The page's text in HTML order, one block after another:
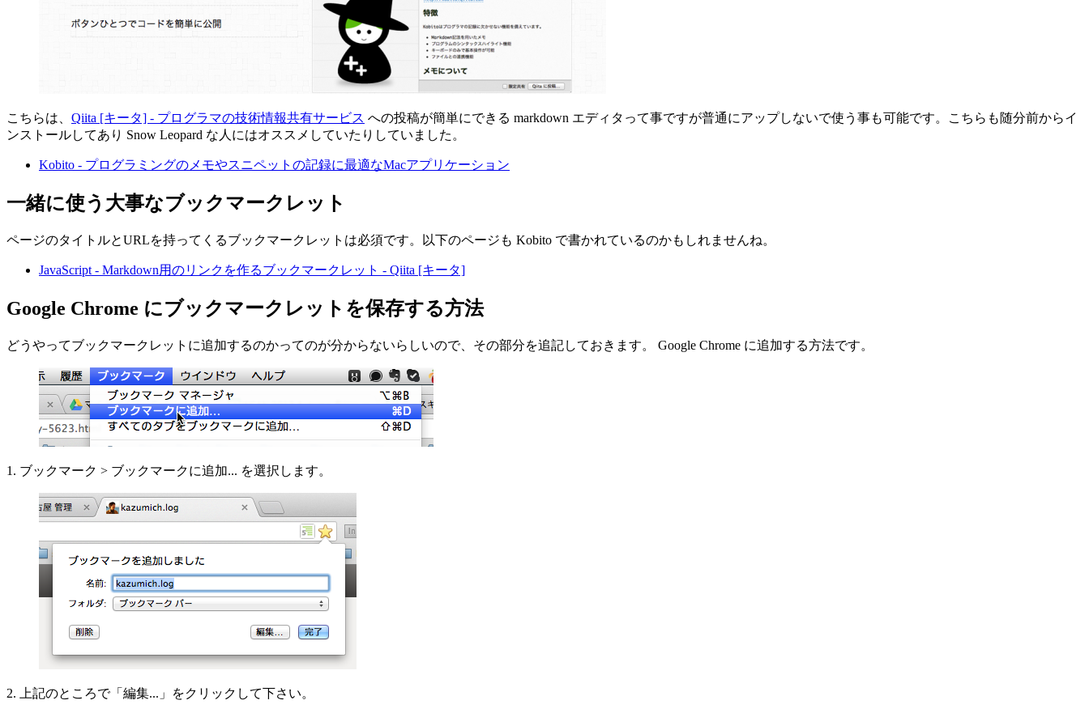
こちらは、 Qiita [キータ] - プログラマの技術情報共有サービス への投稿が簡単にできる markdown エディタって事ですが普通にアップしないで使う事も可能です。こちらも随分前からイ
ンストールしてあり Snow Leopard な人にはオススメしていたりしていました。
Kobito - プログラミングのメモやスニペットの記録に最適なMacアプリケーション
一緒に使う大事なブックマークレット
ページのタイトルとURLを持ってくるブックマークレットは必須です。以下のページも Kobito で書かれているのかもしれませんね。
JavaScript - Markdown用のリンクを作るブックマークレット - Qiita [キータ]
Google Chrome にブックマークレットを保存する方法
どうやってブックマークレットに追加するのかってのが分からないらしいので、その部分を追記しておきます。 Google Chrome に追加する方法です。
1. ブックマーク > ブックマークに追加... を選択します。
2. 上記のところで「編集...」をクリックして下さい。